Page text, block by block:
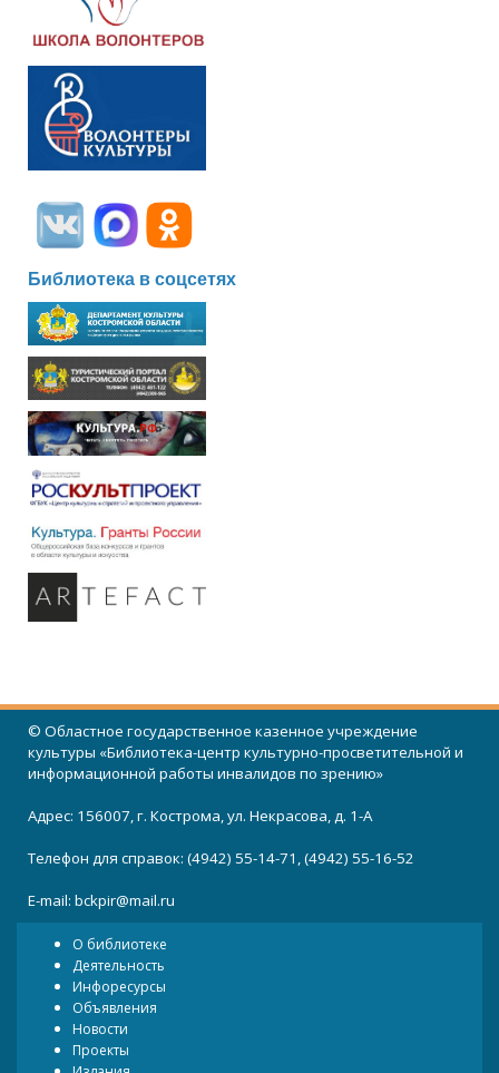
Библиотека в соцсетях
© Областное государственное казенное учреждение
культуры «Библиотека-центр культурно-просветительной и
информационной работы инвалидов по зрению»
Адрес: 156007, г. Кострома, ул. Некрасова, д. 1-А
Телефон для справок: (4942) 55-14-71, (4942) 55-16-52
E-mail: bckpir@mail.ru
О библиотеке
Деятельность
Инфоресурсы
Объявления
Новости
Проекты